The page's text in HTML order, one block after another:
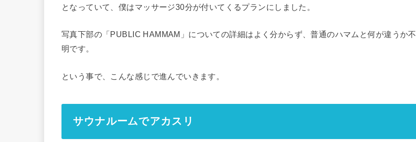
となっていて、僕はマッサージ30分が付いてくるプランにしました。
写真下部の「PUBLIC HAMMAM」についての詳細はよく分からず、普通のハマムと何が違うか不
明です。
という事で、こんな感じで進んでいきます。
サウナルームでアカスリ